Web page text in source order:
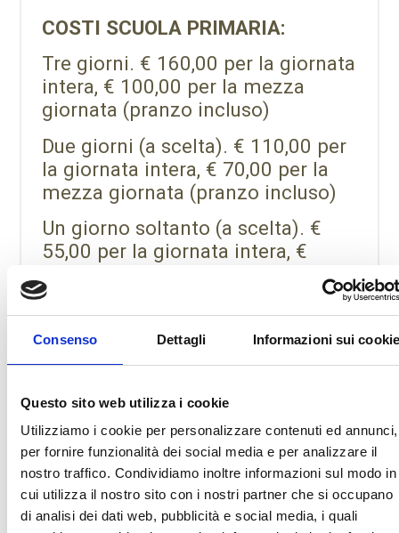
Consenso Dettagli Informazioni sui cookie
Questo sito web utilizza i cookie
Utilizziamo i cookie per personalizzare contenuti ed annunci,
per fornire funzionalità dei social media e per analizzare il
nostro traffico. Condividiamo inoltre informazioni sul modo in
cui utilizza il nostro sito con i nostri partner che si occupano
di analisi dei dati web, pubblicità e social media, i quali
COSTI SCUOLA PRIMARIA:
Tre giorni. € 160,00 per la giornata
intera, € 100,00 per la mezza
giornata (pranzo incluso)
Due giorni (a scelta). € 110,00 per
la giornata intera, € 70,00 per la
mezza giornata (pranzo incluso)
Un giorno soltanto (a scelta). €
55,00 per la giornata intera, €
(pranzo incluso)
COSTI SCUOLA DELL’INFANZIA:
Tre giorni. € 165,00 per la giornata
intera, € 105,00 per la mezza
giornata (pranzo incluso)
Due giorni (a scelta). € 115,00 per
la giornata intera, € 75,00 per la